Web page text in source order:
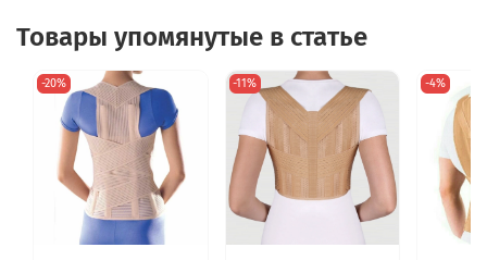
Товары упомянутые в статье
-20% -11% -4%